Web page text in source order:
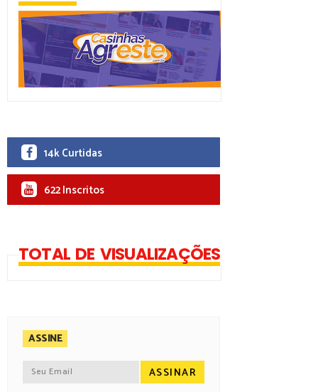
14k Curtidas
622 Inscritos
TOTAL DE VISUALIZAÇÕES
ASSINE